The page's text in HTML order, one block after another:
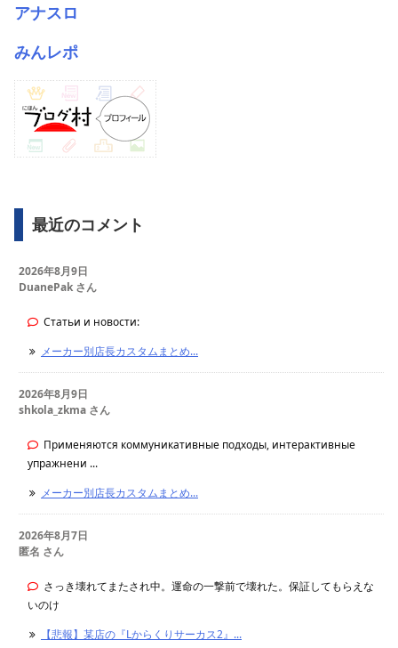
アナスロ
みんレポ
最近のコメント
2026年8月9日
DuanePak さん
Статьи и новости:
メーカー別店長カスタムまとめ...
2026年8月9日
shkola_zkma さん
Применяются коммуникативные подходы, интерактивные
упражнени ...
メーカー別店長カスタムまとめ...
2026年8月7日
匿名 さん
さっき壊れてまたされ中。運命の一撃前で壊れた。保証してもらえな
いのけ
【悲報】某店の『Lからくりサーカス2』...